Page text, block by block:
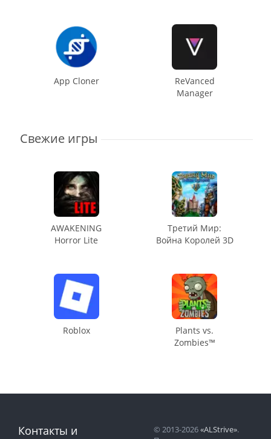
App Cloner
ReVanced
Manager
Свежие игры
AWAKENING
Horror Lite
Третий Мир:
Война Королей 3D
Roblox
Plants vs.
Zombies™
Контакты и
© 2013-2026«ALStrive».